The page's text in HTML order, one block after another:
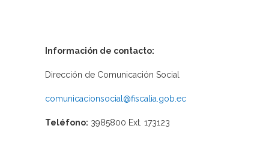
Información de contacto:
Dirección de Comunicación Social
comunicacionsocial@fiscalia.gob.ec
Teléfono: 3985800 Ext. 173123